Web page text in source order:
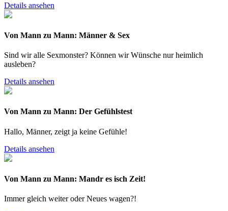
Details ansehen
Von Mann zu Mann: Männer & Sex
Sind wir alle Sexmonster? Können wir Wünsche nur heimlich
ausleben?
Details ansehen
Von Mann zu Mann: Der Gefühlstest
Hallo, Männer, zeigt ja keine Gefühle!
Details ansehen
Von Mann zu Mann: Mandr es isch Zeit!
Immer gleich weiter oder Neues wagen?!